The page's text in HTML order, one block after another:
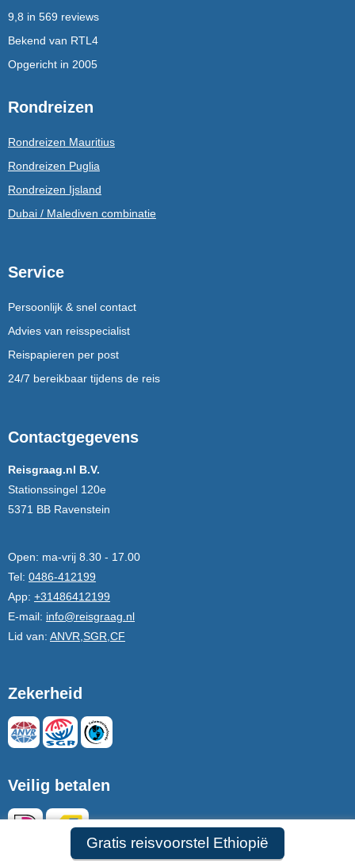
Gratis reisvoorstel Ethiopië
9,8 in 569 reviews
Bekend van RTL4
Opgericht in 2005
Rondreizen
Rondreizen Mauritius
Rondreizen Puglia
Rondreizen Ijsland
Dubai / Malediven combinatie
Service
Persoonlijk & snel contact
Advies van reisspecialist
Reispapieren per post
24/7 bereikbaar tijdens de reis
Contactgegevens
Reisgraag.nl B.V.
Stationssingel 120e
5371 BB Ravenstein
Open: ma-vrij 8.30 - 17.00
Tel: 0486-412199
App: +31486412199
E-mail: info@reisgraag.nl
Lid van: ANVR,SGR,CF
Zekerheid
Veilig betalen